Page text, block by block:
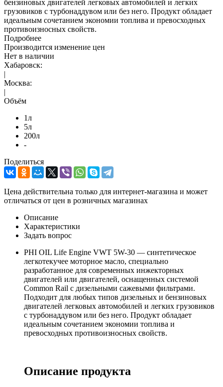
бензиновых двигателей легковых автомобилей и легких
грузовиков с турбонаддувом или без него. Продукт обладает
идеальным сочетанием экономии топлива и превосходных
противоизносных свойств.
Подробнее
Производится изменение цен
Нет в наличии
Хабаровск:
|
Москва:
|
Объём
1л
5л
200л
-
Поделиться
Цена действительна только для интернет-магазина и может
отличаться от цен в розничных магазинах
Описание
Характеристики
Задать вопрос
PHI OIL Life Engine VWT 5W-30 — синтетическое
легкотекучее моторное масло, специально
разработанное для современных инжекторных
двигателей или двигателей, оснащенных системой
Common Rail с дизельными сажевыми фильтрами.
Подходит для любых типов дизельных и бензиновых
двигателей легковых автомобилей и легких грузовиков
с турбонаддувом или без него. Продукт обладает
идеальным сочетанием экономии топлива и
превосходных противоизносных свойств.
Описание продукта